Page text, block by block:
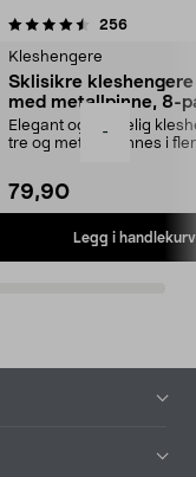
-
256
Kleshengere
Sklisikre
med metallpinne, 8-
Elegant og skikkelig
tre og metall – finnes i
79,90
Legg i handlekurv
4.5av 5 stjerner